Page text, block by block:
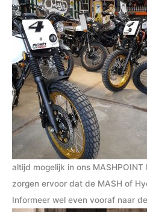
altijd mogelijk in ons
zorgen ervoor dat de MASH of
Informeer wel even vooraf naar